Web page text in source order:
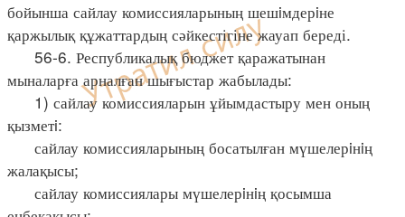
бойынша сайлау комиссияларының шешiмдерiне
қаржылық құжаттардың сәйкестігіне жауап береді.
56-6. Республикалық бюджет қаражатынан
мыналарға арналған шығыстар жабылады:
1) сайлау комиссияларын ұйымдастыру мен оның
қызметi:
сайлау комиссияларының босатылған мүшелерiнiң
жалақысы;
сайлау комиссиялары мүшелерiнiң қосымша